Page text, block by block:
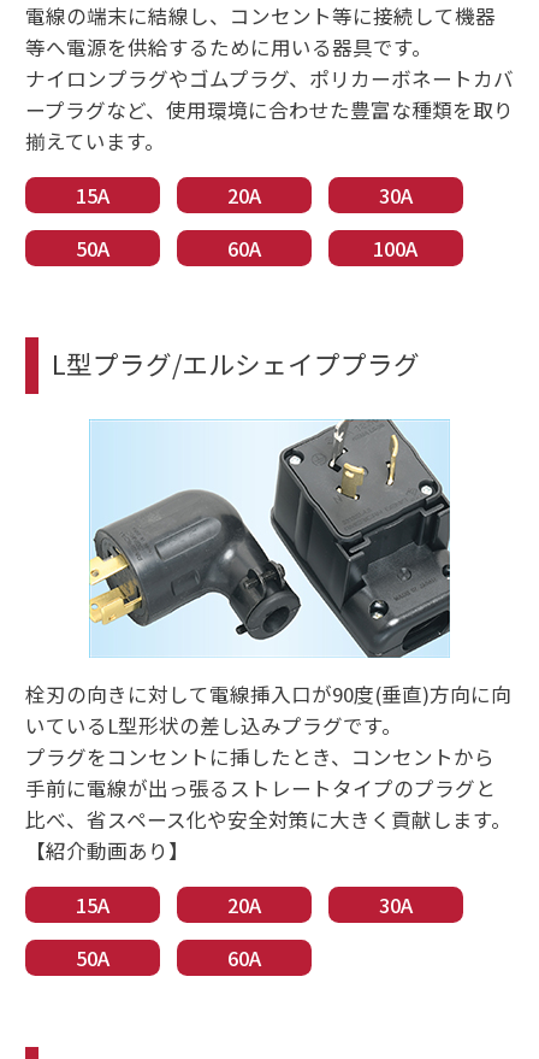
電線の端末に結線し、コンセント等に接続して機器
等へ電源を供給するために用いる器具です。
ナイロンプラグやゴムプラグ、ポリカーボネートカバ
ープラグなど、使用環境に合わせた豊富な種類を取り
揃えています。
15A
20A
30A
50A
60A 100A
L型プラグ/エルシェイププラグ
栓刃の向きに対して電線挿入口が90度(垂直)方向に向
いているL型形状の差し込みプラグです。
プラグをコンセントに挿したとき、コンセントから
手前に電線が出っ張るストレートタイプのプラグと
比べ、省スペース化や安全対策に大きく貢献します。
【紹介動画あり】
15A
20A
30A
50A
60A